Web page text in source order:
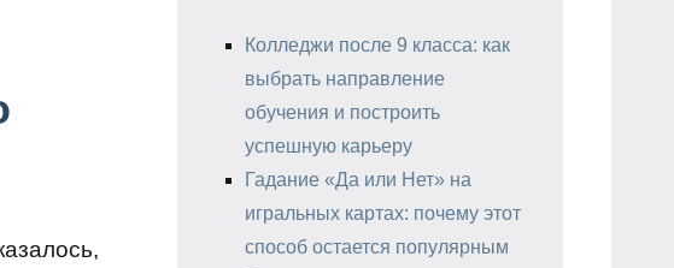
Колледжи после 9 класса: как
выбрать направление
обучения и построить
успешную карьеру
Гадание «Да или Нет» на
игральных картах: почему этот
способ остается популярным